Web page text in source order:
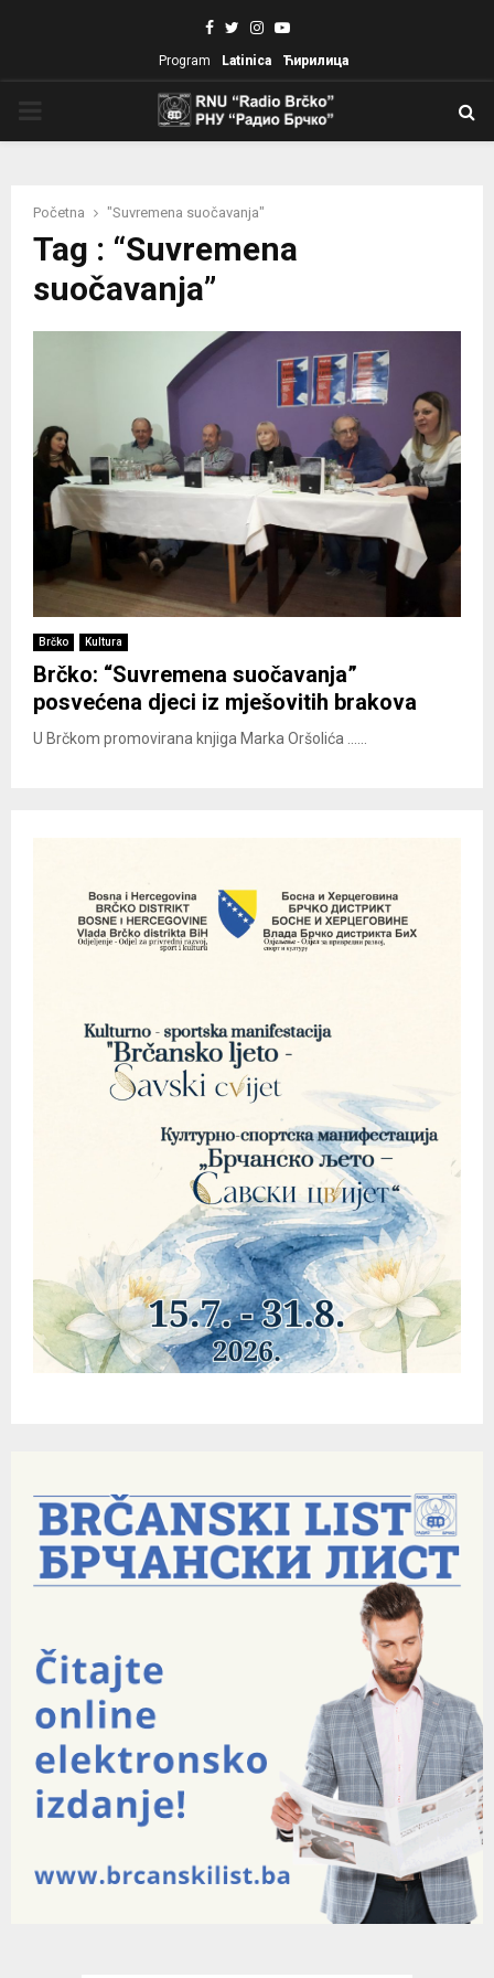
Facebook
TwitterInstagram
Youtube
Program Latinica Ћирилица
Početna "Suvremena suočavanja"
Tag : “Suvremena
suočavanja”
Brčko Kultura
Brčko: “Suvremena suočavanja”
posvećena djeci iz mješovitih brakova
U Brčkom promovirana knjiga Marka Oršolića ......